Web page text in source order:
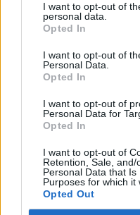
I want to opt-out of
personal data.
Opted In
I want to opt-out of
Personal Data.
Opted In
I want to opt-out of
Personal Data for
Opted In
I want to opt-out of
Retention, Sale,
Personal Data that
Purposes for which it
Opted Out
14 Maggio 2025 alle ore 11:03
·Ti stimo
Pancake :Fra poco
·Ti stimo·Rispondi
14 Maggio 2025 alle ore
·Ti stimo ·Rispondi
Lonely:Pancake